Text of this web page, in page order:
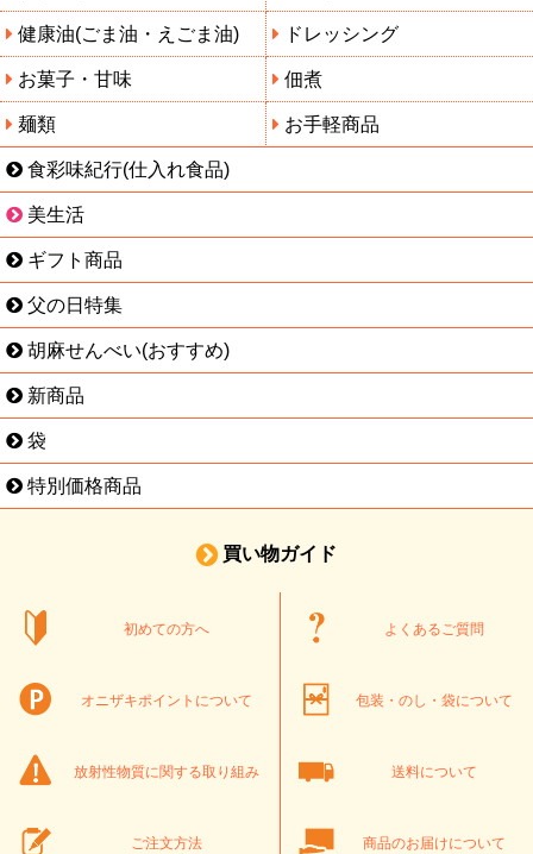
健康油(ごま油・えごま油) ドレッシング
お菓子・甘味 佃煮
麺類 お手軽商品
食彩味紀行(仕入れ食品)
美生活
ギフト商品
父の日特集
胡麻せんべい(おすすめ)
新商品
袋
特別価格商品
買い物ガイド
初めての方へ よくあるご質問
オニザキポイントについて 包装・のし・袋について
放射性物質に関する取り組み 送料について
ご注文方法 商品のお届けについて